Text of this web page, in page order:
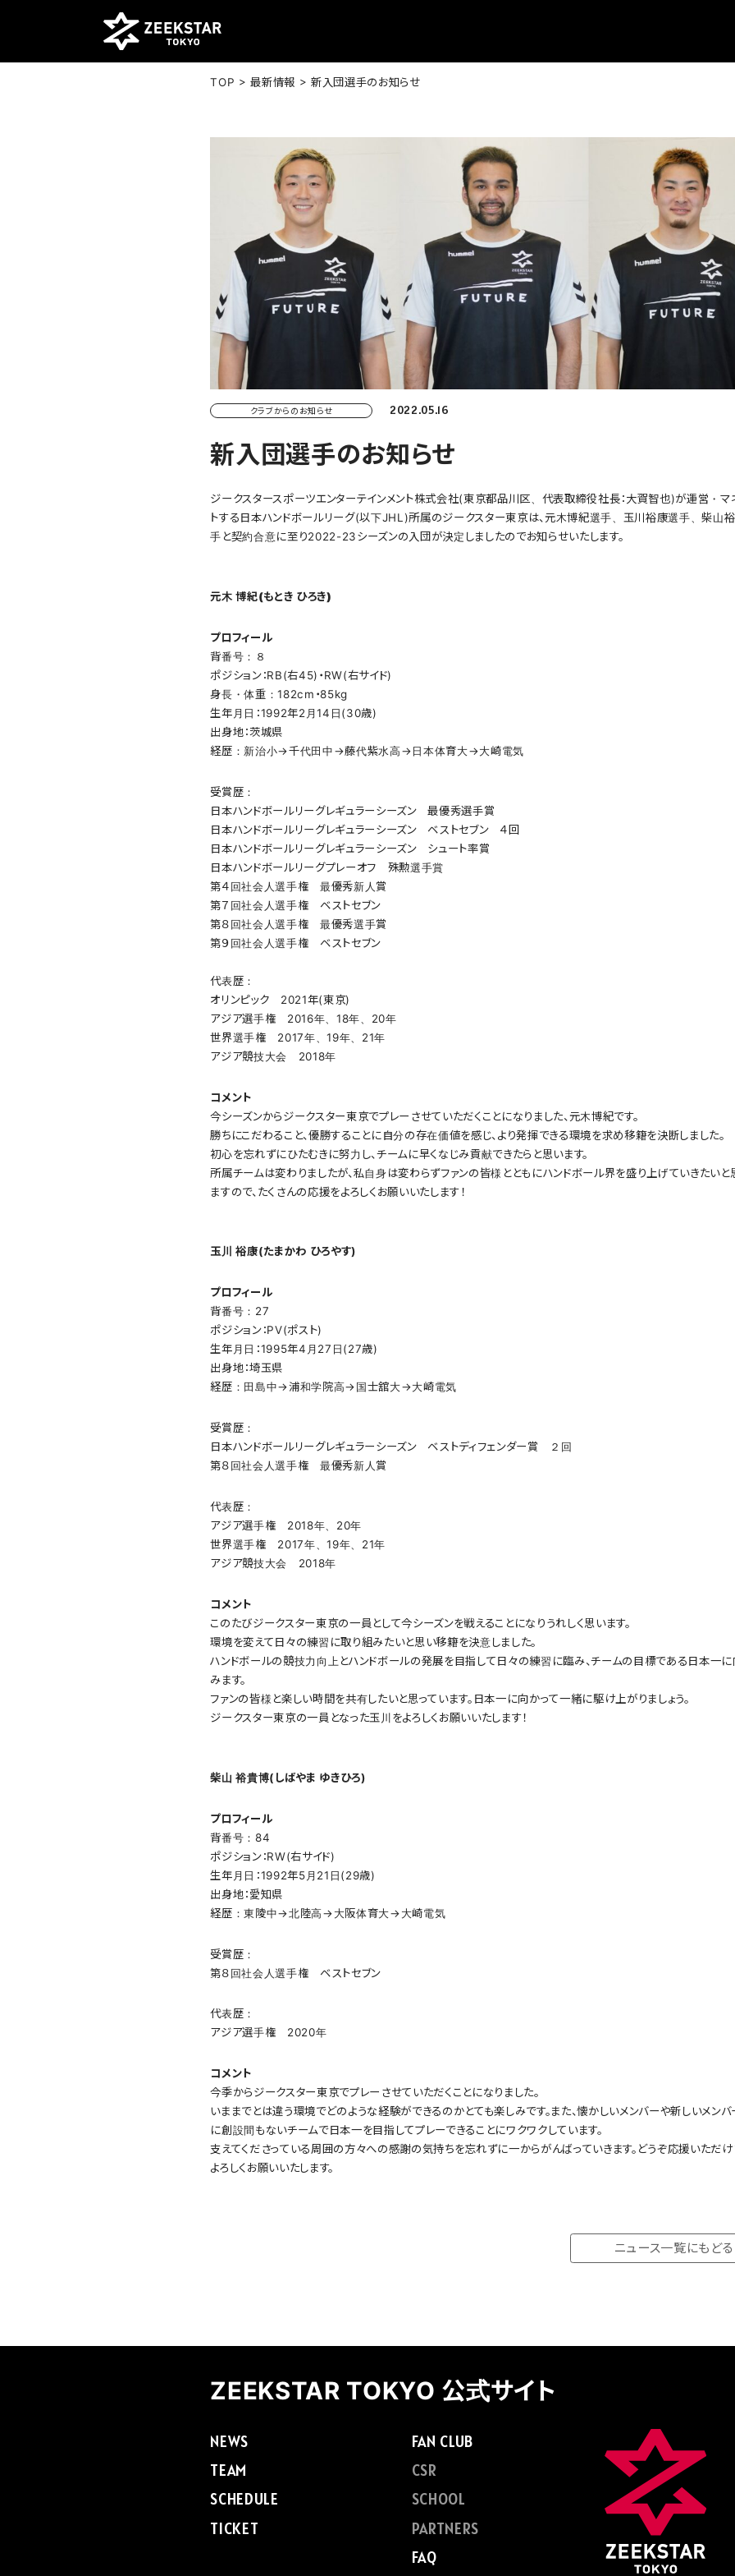
TOP >最新情報 > 新入団選手のお知らせ
クラブからのお知らせ 2022.05.16
新入団選手のお知らせ
ジークスタースポーツエンターテインメント株式会社(東京都品川区、代表取締役社長：大賀智也)が運営・マ
トする日本ハンドボールリーグ(以下JHL)所属のジークスター東京は、元木博紀選手、玉川裕康選手、柴山
手と契約合意に至り2022-23シーズンの入団が決定しましたのでお知らせいたします。
元木 博紀(もとき ひろき)
プロフィール
背番号：８
ポジション：RB(右45)・RW(右サイド)
身長・体重：182cm・85kg
生年月日：1992年2月14日(30歳)
出身地：茨城県
経歴：新治小→千代田中→藤代紫水高→日本体育大→大崎電気
受賞歴：
日本ハンドボールリーグレギュラーシーズン 最優秀選手賞
日本ハンドボールリーグレギュラーシーズン ベストセブン ４回
日本ハンドボールリーグレギュラーシーズン シュート率賞
日本ハンドボールリーグプレーオフ 殊勲選手賞
第４回社会人選手権 最優秀新人賞
第７回社会人選手権 ベストセブン
第８回社会人選手権 最優秀選手賞
第９回社会人選手権 ベストセブン
代表歴：
オリンピック 2021年(東京)
アジア選手権 2016年、18年、20年
世界選手権 2017年、19年、21年
アジア競技大会 2018年
コメント
今シーズンからジークスター東京でプレーさせていただくことになりました、元木博紀です。
勝ちにこだわること、優勝することに自分の存在価値を感じ、より発揮できる環境を求め移籍を決断しました。
初心を忘れずにひたむきに努力し、チームに早くなじみ貢献できたらと思います。
所属チームは変わりましたが、私自身は変わらずファンの皆様とともにハンドボール界を盛り上げていきたいと
ますので、たくさんの応援をよろしくお願いいたします！
玉川 裕康(たまかわ ひろやす)
プロフィール
背番号：27
ポジション：PV(ポスト)
生年月日：1995年4月27日(27歳)
出身地：埼玉県
経歴：田島中→浦和学院高→国士舘大→大崎電気
受賞歴：
日本ハンドボールリーグレギュラーシーズン ベストディフェンダー賞 ２回
第８回社会人選手権 最優秀新人賞
代表歴：
アジア選手権 2018年、20年
世界選手権 2017年、19年、21年
アジア競技大会 2018年
コメント
このたびジークスター東京の一員として今シーズンを戦えることになりうれしく思います。
環境を変えて日々の練習に取り組みたいと思い移籍を決意しました。
ハンドボールの競技力向上とハンドボールの発展を目指して日々の練習に臨み、チームの目標である日本一
みます。
ファンの皆様と楽しい時間を共有したいと思っています。日本一に向かって一緒に駆け上がりましょう。
ジークスター東京の一員となった玉川をよろしくお願いいたします！
柴山 裕貴博(しばやま ゆきひろ)
プロフィール
背番号：84
ポジション：RW(右サイド)
生年月日：1992年5月21日(29歳)
出身地：愛知県
経歴：東陵中→北陸高→大阪体育大→大崎電気
受賞歴：
第８回社会人選手権 ベストセブン
代表歴：
アジア選手権 2020年
コメント
今季からジークスター東京でプレーさせていただくことになりました。
いままでとは違う環境でどのような経験ができるのかとても楽しみです。また、懐かしいメンバーや新しいメンバ
に創設間もないチームで日本一を目指してプレーできることにワクワクしています。
支えてくださっている周囲の方々への感謝の気持ちを忘れずに一からがんばっていきます。どうぞ応援いただけ
よろしくお願いいたします。
ニュース一覧にもどる
ZEEKSTAR TOKYO 公式サイト
NEWS
TEAM
SCHEDULE
TICKET
FAN CLUB
CSR
SCHOOL
PARTNERS
FAQ